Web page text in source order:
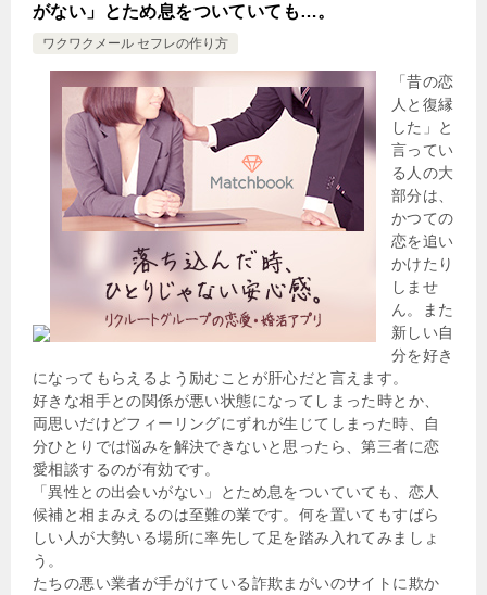
がない」とため息をついていても…。
ワクワクメール セフレの作り方
「昔の恋
人と復縁
した」と
言ってい
る人の大
部分は、
かつての
恋を追い
かけたり
しませ
ん。また
新しい自
分を好き
になってもらえるよう励むことが肝心だと言えます。
好きな相手との関係が悪い状態になってしまった時とか、
両思いだけどフィーリングにずれが生じてしまった時、自
分ひとりでは悩みを解決できないと思ったら、第三者に恋
愛相談するのが有効です。
「異性との出会いがない」とため息をついていても、恋人
候補と相まみえるのは至難の業です。何を置いてもすばら
しい人が大勢いる場所に率先して足を踏み入れてみましょ
う。
たちの悪い業者が手がけている詐欺まがいのサイトに欺か